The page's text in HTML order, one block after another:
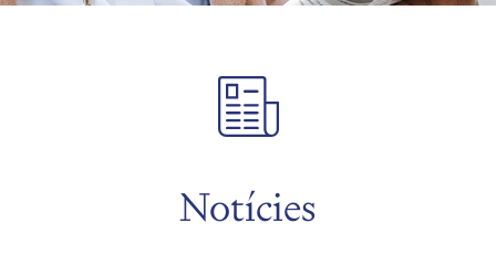
Notícies